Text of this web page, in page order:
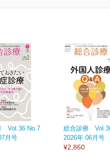
Vol.36 No.7
月号
総合診療
2026年 06月号
¥2,860